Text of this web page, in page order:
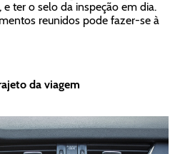
e ter o selo da inspeção em dia.
reunidos pode fazer-se à
da viagem